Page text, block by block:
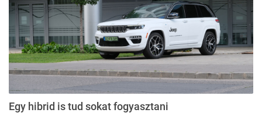
Egy hibrid is tud sokat fogyasztani